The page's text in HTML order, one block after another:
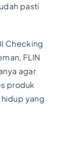
pasti
Checking
FLIN
agar
produk
yang